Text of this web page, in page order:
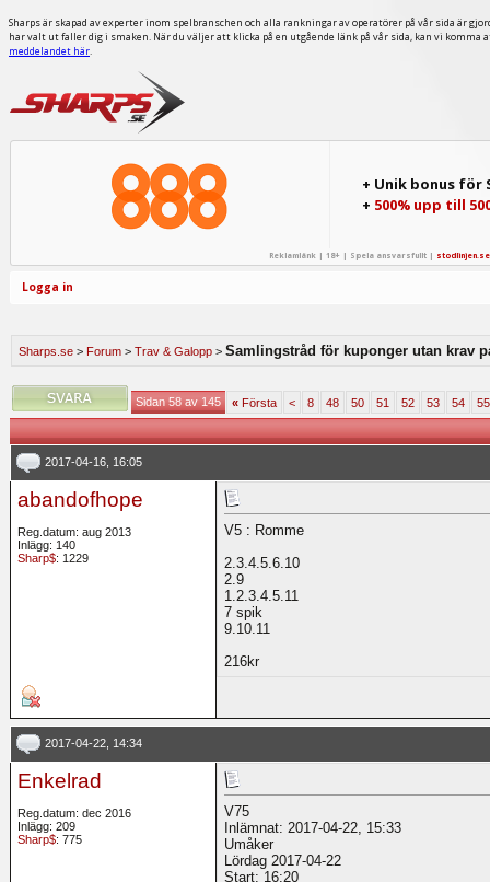
Sharps är skapad av experter inom spelbranschen och alla rankningar av operatörer på vår sida är
har valt ut faller dig i smaken. När du väljer att klicka på en utgående länk på vår sida, kan vi
meddelandet här.
+ Unik bonus för
+ 500% upp till
Reklamlänk | 18+ | Spela ansvarsfullt | stodlinjen.se
Logga in
Sharps.se > Forum > Trav & Galopp > Samlingstråd för kuponger utan krav
Sidan 58 av 145 «Första < 8 48 50 51 52 53 54 55
2017-04-16, 16:05
abandofhope
Reg.datum: aug 2013
Inlägg: 140
Sharp$: 1229
V5 : Romme
2.3.4.5.6.10
2.9
1.2.3.4.5.11
7 spik
9.10.11
216kr
2017-04-22, 14:34
Enkelrad
Reg.datum: dec 2016
Inlägg: 209
Sharp$: 775
V75
Inlämnat: 2017-04-22, 15:33
Umåker
Lördag 2017-04-22
Start: 16:20